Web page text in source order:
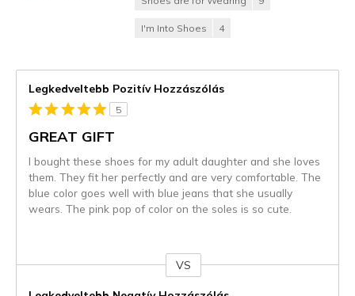
I'm Into Shoes 4
Legkedveltebb Pozitív Hozzászólás
5
GREAT GIFT
I bought these shoes for my adult daughter and she loves
them. They fit her perfectly and are very comfortable. The
blue color goes well with blue jeans that she usually
wears. The pink pop of color on the soles is so cute.
VS